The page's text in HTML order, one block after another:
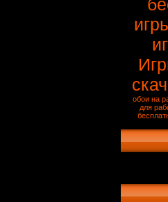
обои на
для